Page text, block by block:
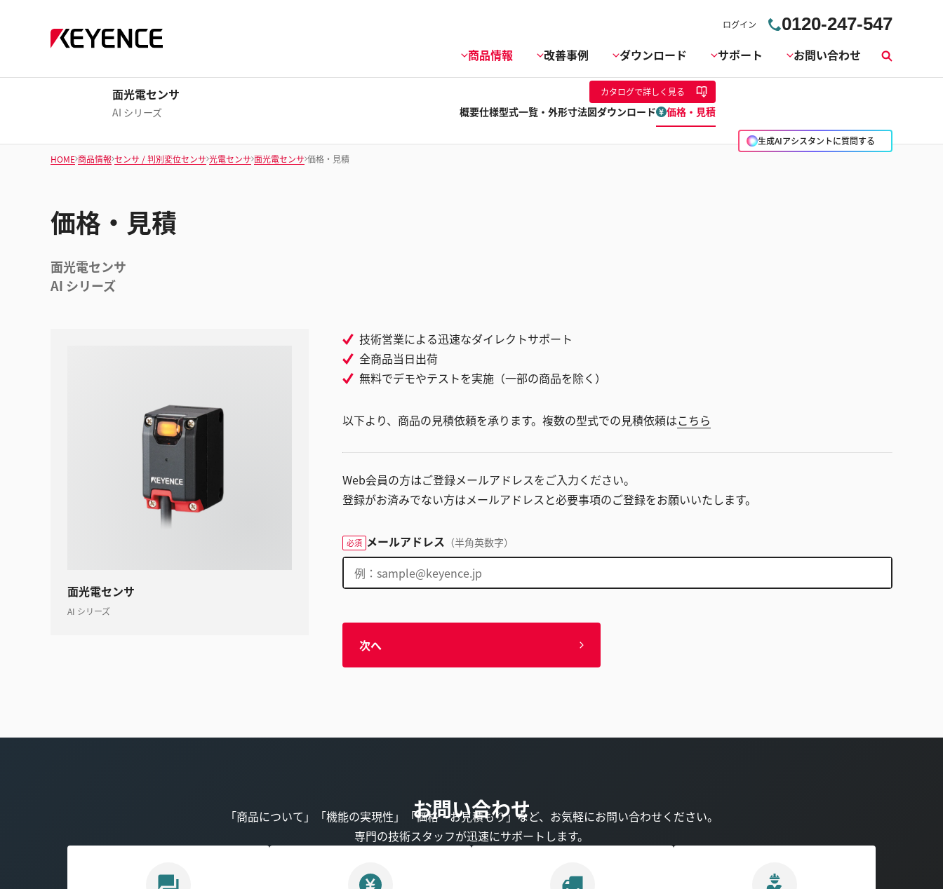
ログイン 0120-247-547
商品情報 改善事例 ダウンロード サポート お問い合わせ
索
面光電センサ
AI シリーズ
生成AIアシスタントに質問する
カタログで詳しく見る
概要仕様型式一覧・外形寸法図ダウンロード 価格・見積
HOME 商品情報 センサ / 判別変位センサ 光電センサ 面光電センサ 価格・見積
価格・見積
面光電センサ
AI シリーズ
面光電センサ
AI シリーズ
技術営業による迅速なダイレクトサポート
全商品当日出荷
無料でデモやテストを実施（一部の商品を除く）
以下より、商品の見積依頼を承ります。複数の型式での見積依頼はこちら
Web会員の方はご登録メールアドレスをご入力ください。
登録がお済みでない方はメールアドレスと必要事項のご登録をお願いいたします。
必須 メールアドレス （半角英数字）
次へ
お問い合わせ
「商品について」「機能の実現性」「価格・お見積もり」など、お気軽にお問い合わせください。
専門の技術スタッフが迅速にサポートします。